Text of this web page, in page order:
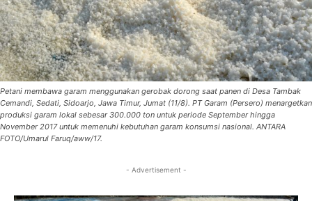
Petani membawa garam menggunakan gerobak dorong saat panen di Desa Tambak
Cemandi, Sedati, Sidoarjo, Jawa Timur, Jumat (11/8). PT Garam (Persero) menargetkan
produksi garam lokal sebesar 300.000 ton untuk periode September hingga
November 2017 untuk memenuhi kebutuhan garam konsumsi nasional. ANTARA
FOTO/Umarul Faruq/aww/17.
- Advertisement -